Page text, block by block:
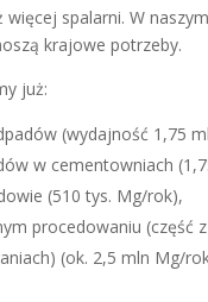
spalarni. W
krajowe potrzeby.
już:
(wydajność 1,75
w cementowniach
(510 tys. Mg/rok),
procedowaniu (część
(ok. 2,5 mln Mg/